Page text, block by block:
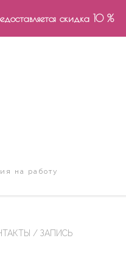
на работу
/ ЗАПИСЬ
скидка 10 %